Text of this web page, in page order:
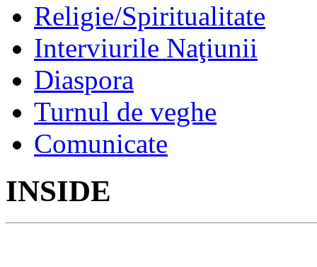
Religie/Spiritualitate
Interviurile Naţiunii
Diaspora
Turnul de veghe
Comunicate
INSIDE